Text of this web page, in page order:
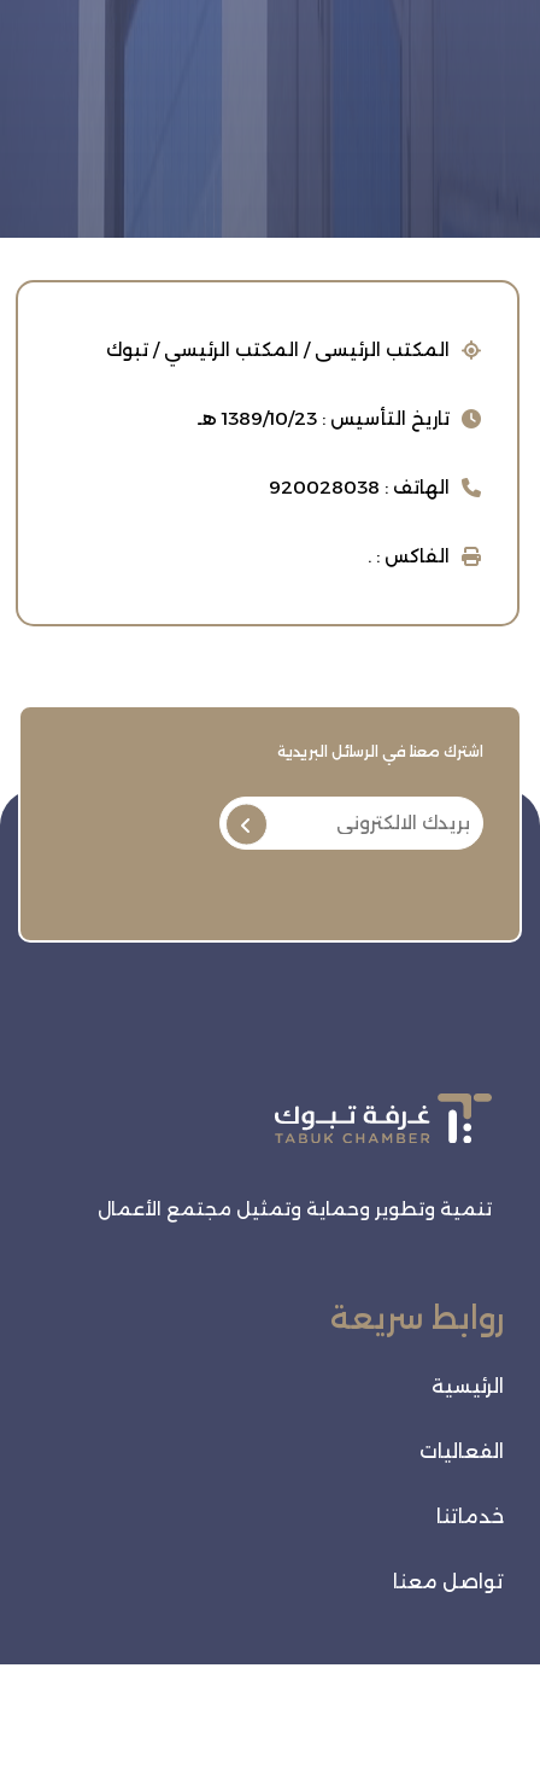
المكتب الرئيسى / المكتب الرئيسي / تبوك
تاريخ التأسيس : 1389/10/23 هـ
الهاتف : 920028038
الفاكس : .
اشترك معنا في الرسائل البريدية
تنمية وتطوير وحماية وتمثيل مجتمع الأعمال
روابط سريعة
الرئيسية
الفعاليات
خدماتنا
تواصل معنا